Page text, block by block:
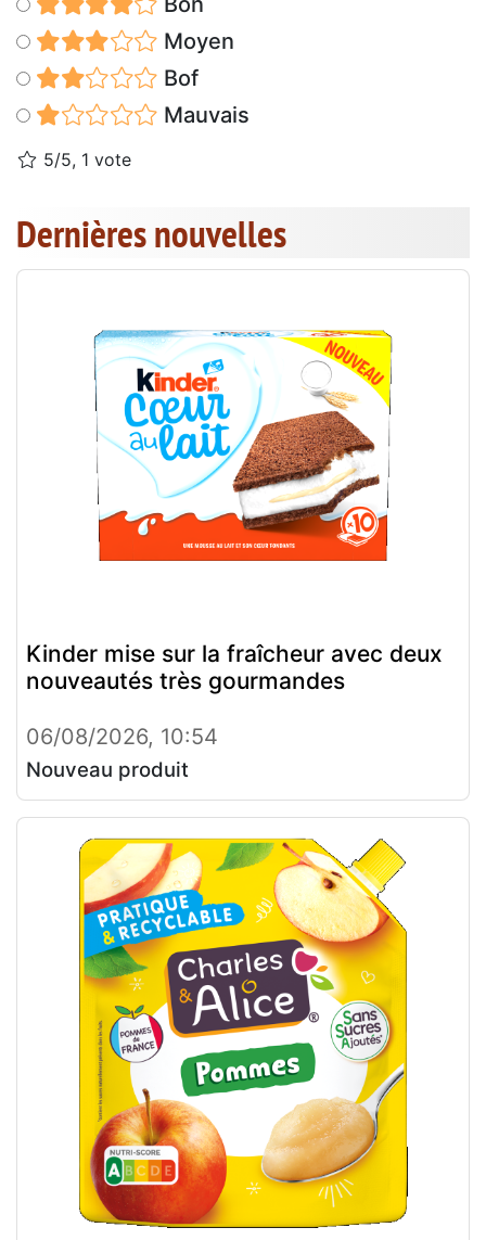
Moyen
Bof
Mauvais
5/5, 1 vote
Dernières nouvelles
Kinder mise sur la fraîcheur avec deux
nouveautés très gourmandes
06/08/2026, 10:54
Nouveau produit